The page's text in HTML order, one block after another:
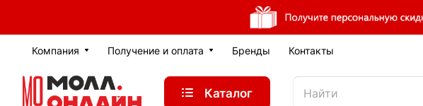
Компания Получение и оплата Бренды Контакты
Каталог